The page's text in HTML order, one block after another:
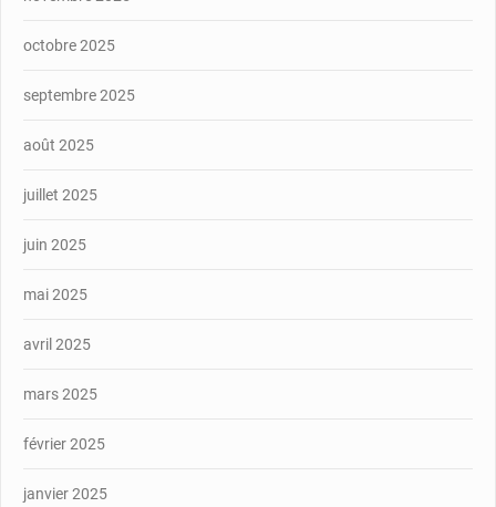
octobre 2025
septembre 2025
août 2025
juillet 2025
juin 2025
mai 2025
avril 2025
mars 2025
février 2025
janvier 2025